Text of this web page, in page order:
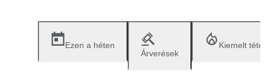
Ezen a héten
Árverések
Kiemelt